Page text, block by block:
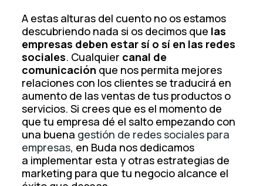
A estas alturas del cuento no os estamos
descubriendo nada si os decimos que las
empresas deben estar sí o sí en las redes
sociales. Cualquier canal de
comunicación que nos permita mejores
relaciones con los clientes se traducirá en
aumento de las ventas de tus productos o
servicios. Si crees que es el momento de
que tu empresa dé el salto empezando con
una buena gestión de redes sociales para
empresas, en Buda nos dedicamos
a implementar esta y otras estrategias de
marketing para que tu negocio alcance el